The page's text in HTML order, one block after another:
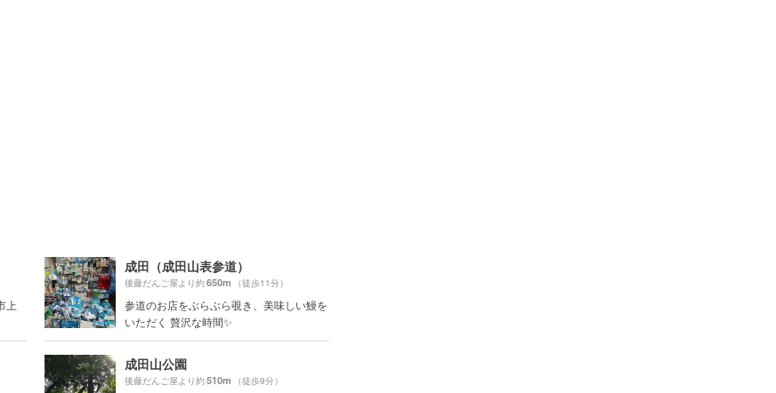
上
成田（成田山表参道）
後藤だんご屋より約650m （徒歩11分）
参道のお店をぶらぶら覗き、美味しい鰻を
いただく 贅沢な時間✨
成田山公園
後藤だんご屋より約510m （徒歩9分）